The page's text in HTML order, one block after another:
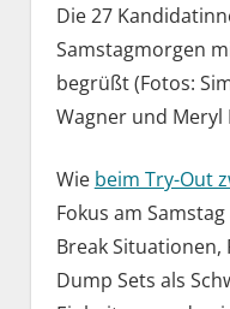
Die 27
Samstagmorgen
begrüßt (Fotos:
Wagner und Meryl
Wie beim Try-Out
Fokus am
Break Situationen,
Dump Sets als